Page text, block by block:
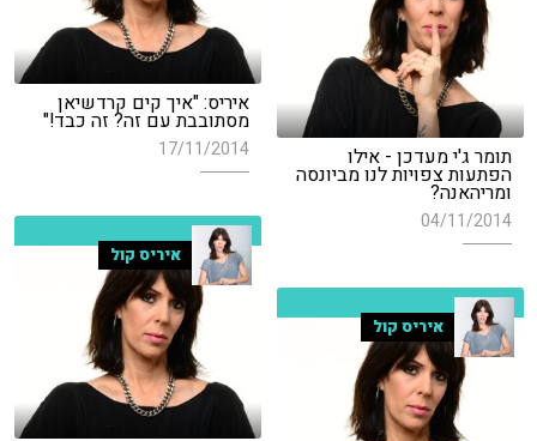
איריס: "איך קים קרדשיאן
מסתובבת עם זה? זה כבד!"
17/11/2014 תומר ג'י מעדכן - אילו
הפתעות צפויות לנו מביונסה
ומריהאנה?
04/11/2014
איריס קול
איריס קול